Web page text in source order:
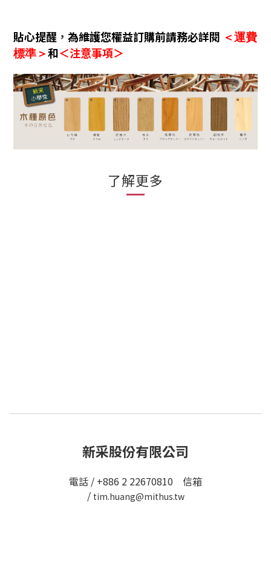
貼心提醒 ， 為維護您權益訂購前請務必詳閱 ＜運費
標準＞和＜注意事項＞
了解更多
新采股份有限公司
電話 / +886 2 22670810 信箱
/ tim.huang@mithus.tw